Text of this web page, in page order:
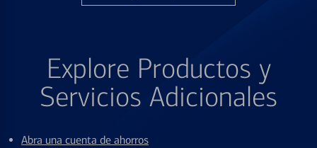
Explore Productos y
Servicios Adicionales
Abra una cuenta de ahorros